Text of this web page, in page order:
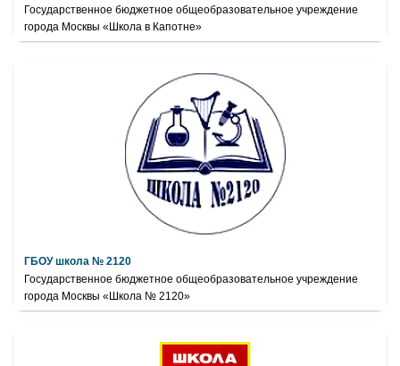
Государственное бюджетное общеобразовательное учреждение
города Москвы «Школа в Капотне»
ГБОУ школа № 2120
Государственное бюджетное общеобразовательное учреждение
города Москвы «Школа № 2120»